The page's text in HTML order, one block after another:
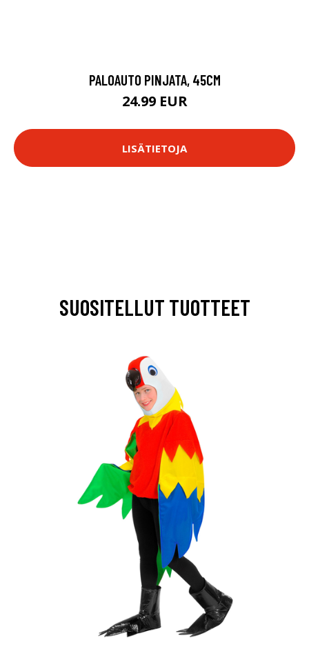
PALOAUTO PINJATA, 45CM
24.99 EUR
LISÄTIETOJA
SUOSITELLUT TUOTTEET